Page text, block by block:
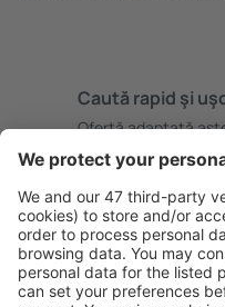
Caută rapid şi
Ofertă adaptată
Planifică ȋn
Rezervare fără griji
Economiseşte